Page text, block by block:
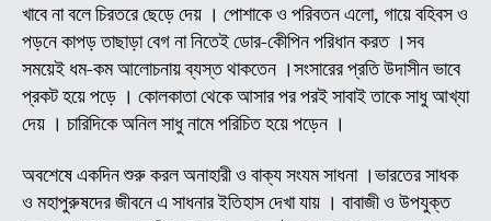
ও
(
খাবে না বলে চিরতরে ছেড়ে দেয় । পোশাকে ও পরিবতন এলো, গায়ে বহিবস ও
পড়নে কাপড় তাছাড়া বেগ না নিতেই ডোর-কেীপিন পরিধান করত ।সব
সময়েই ধম-কম আলোচনায় ব্যস্ত থাকতেন ।সংসারের প্রতি উদাসীন ভাবে
প্রকট হয়ে পড়ে । কোলকাতা থেকে আসার পর পরই সাবাই তাকে সাধু আখ্যা
দেয় । চারিদিকে অনিল সাধু নামে পরিচিত হয়ে পড়েন ।
অবশেষে একদিন শুরু করল অনাহারী ও বাক্য সংযম সাধনা ।ভারতের সাধক
ও মহাপুরুষদের জীবনে এ সাধনার ইতিহাস দেখা যায় । বাবাজী ও উপযুক্ত